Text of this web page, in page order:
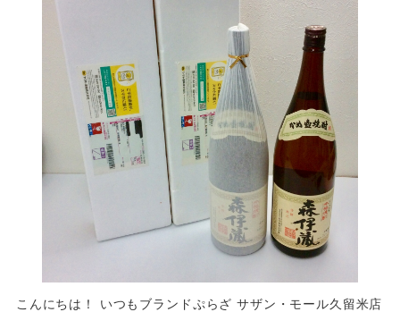
こんにちは！ いつもブランドぷらざ サザン・モール久留米店